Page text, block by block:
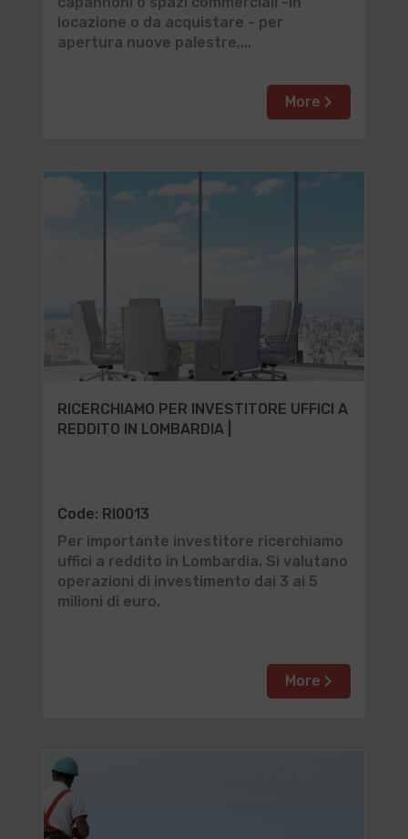
locazione o da acquistare - per
apertura nuove palestre,...
More
RICERCHIAMO PER INVESTITORE UFFICI A
REDDITO IN LOMBARDIA |
Code: RI0013
Per importante investitore ricerchiamo
uffici a reddito in Lombardia. Si valutano
operazioni di investimento dai 3 ai 5
milioni di euro.
More